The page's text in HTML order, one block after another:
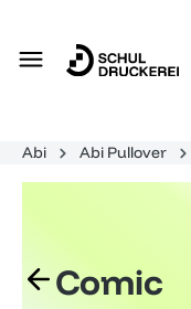
Abi Abi Pullover
Comic